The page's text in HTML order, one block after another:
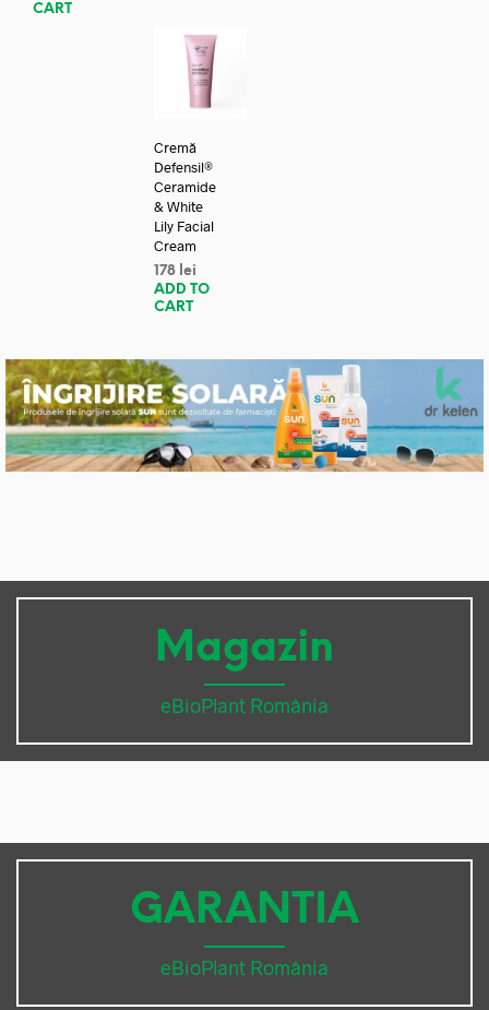
CART
Cremă
Defensil®
Ceramide
& White
Lily Facial
Cream
178 lei
ADD TO
CART
Magazin
eBioPlant România
GARANTIA
eBioPlant România